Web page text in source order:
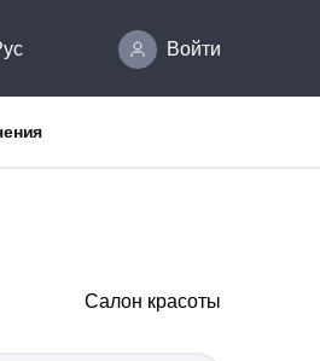
Войти
Салон красоты